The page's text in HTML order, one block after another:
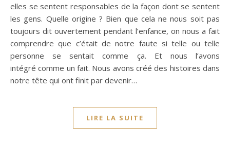
elles se sentent responsables de la façon dont se sentent
les gens. Quelle origine ? Bien que cela ne nous soit pas
toujours dit ouvertement pendant l’enfance, on nous a fait
comprendre que c’était de notre faute si telle ou telle
personne se sentait comme ça. Et nous l’avons
intégré comme un fait. Nous avons créé des histoires dans
notre tête qui ont finit par devenir…
LIRE LA SUITE